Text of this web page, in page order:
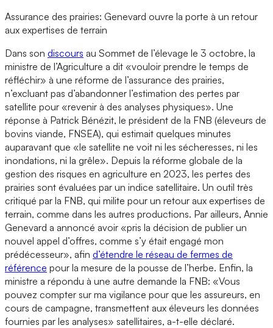
Assurance des prairies: Genevard ouvre la porte à un retour
aux expertises de terrain
Dans son discours au Sommet de l’élevage le 3 octobre, la
ministre de l’Agriculture a dit «vouloir prendre le temps de
réfléchir» à une réforme de l’assurance des prairies,
n’excluant pas d’abandonner l’estimation des pertes par
satellite pour «revenir à des analyses physiques». Une
réponse à Patrick Bénézit, le président de la FNB (éleveurs de
bovins viande, FNSEA), qui estimait quelques minutes
auparavant que «le satellite ne voit ni les sécheresses, ni les
inondations, ni la grêle». Depuis la réforme globale de la
gestion des risques en agriculture en 2023, les pertes des
prairies sont évaluées par un indice satellitaire. Un outil très
critiqué par la FNB, qui milite pour un retour aux expertises de
terrain, comme dans les autres productions. Par ailleurs, Annie
Genevard a annoncé avoir «pris la décision de publier un
nouvel appel d’offres, comme s’y était engagé mon
prédécesseur», afin d’étendre le réseau de fermes de
référence pour la mesure de la pousse de l’herbe. Enfin, la
ministre a répondu à une autre demande la FNB: «Vous
pouvez compter sur ma vigilance pour que les assureurs, en
cours de campagne, transmettent aux éleveurs les données
fournies par les analyses» satellitaires, a-t-elle déclaré.